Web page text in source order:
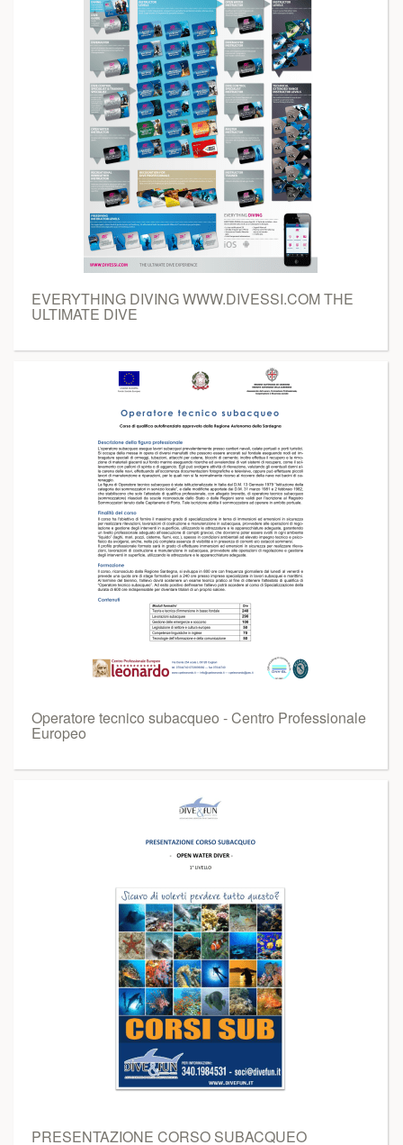
EVERYTHING DIVING WWW.DIVESSI.COM THE
ULTIMATE DIVE
Operatore tecnico subacqueo - Centro Professionale
Europeo
PRESENTAZIONE CORSO SUBACQUEO